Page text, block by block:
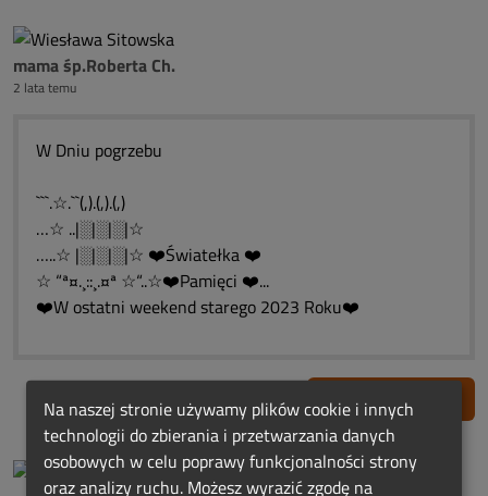
mama śp.Roberta Ch.
2 lata temu
W Dniu pogrzebu
```.☆.``(,).(,).(,)
…☆ ..|░|░|░|☆
…..☆ |░|░|░|☆ ❤️Światełka ❤️
☆ “ª¤.¸::¸.¤ª ☆“..☆❤️Pamięci ❤️...
❤️W ostatni weekend starego 2023 Roku❤️
Zgłoś nadużycie
Na naszej stronie używamy plików cookie i innych
technologii do zbierania i przetwarzania danych
osobowych w celu poprawy funkcjonalności strony
oraz analizy ruchu. Możesz wyrazić zgodę na